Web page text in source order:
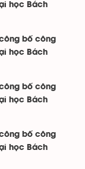
học Bách
bố công
học Bách
bố công
học Bách
bố công
học Bách